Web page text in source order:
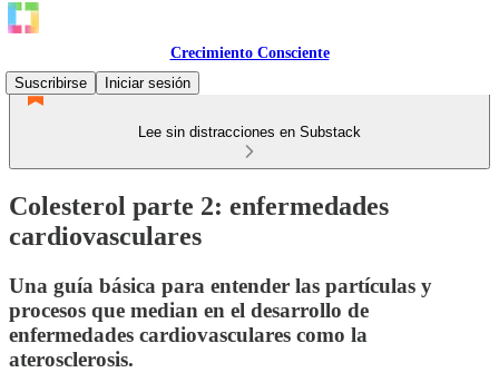
Crecimiento Consciente
Suscribirse
Iniciar sesión
Lee sin distracciones en Substack
Colesterol parte 2: enfermedades
cardiovasculares
Una guía básica para entender las partículas y
procesos que median en el desarrollo de
enfermedades cardiovasculares como la
aterosclerosis.